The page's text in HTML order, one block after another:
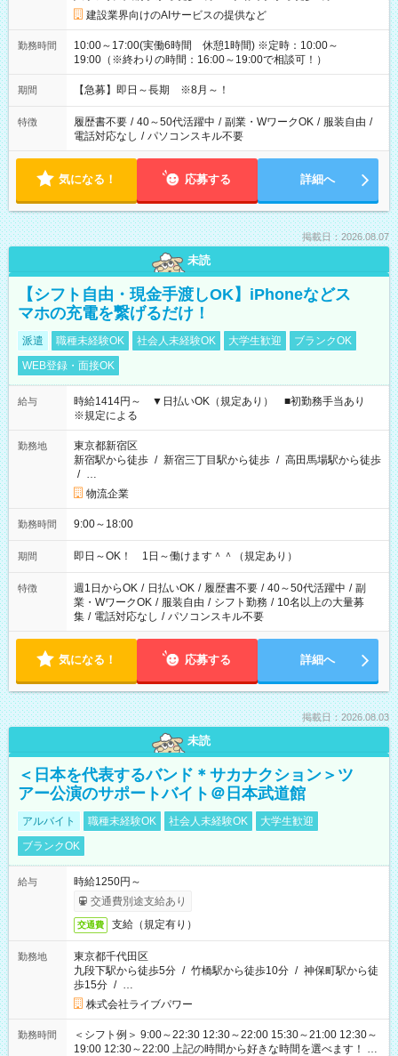
建設業界向けのAIサービスの提供など
勤務時間
10:00～17:00(実働6時間 休憩1時間) ※定時：10:00～
19:00（※終わりの時間：16:00～19:00で相談可！）
期間 【急募】即日～長期 ※8月～！
特徴 履歴書不要 / 40～50代活躍中 / 副業・WワークOK / 服装自由 /
電話対応なし / パソコンスキル不要
気になる！ 応募する 詳細へ
掲載日：2026.08.07
未読
【シフト自由・現金手渡しOK】iPhoneなどス
マホの充電を繋げるだけ！
派遣 職種未経験OK 社会人未経験OK 大学生歓迎
ブランクOK
WEB登録・面接OK
給与
時給1414円～ ▼日払いOK（規定あり） ■初勤務手当あり
※規定による
勤務地
東京都新宿区
新宿駅から徒歩 / 新宿三丁目駅から徒歩 / 高田馬場駅から徒歩
/ …
物流企業
勤務時間 9:00～18:00
期間 即日～OK！ 1日～働けます＾＾（規定あり）
特徴 週1日からOK / 日払いOK / 履歴書不要 / 40～50代活躍中 / 副
業・WワークOK / 服装自由 / シフト勤務 / 10名以上の大量募
集 / 電話対応なし / パソコンスキル不要
気になる！ 応募する 詳細へ
掲載日：2026.08.03
未読
＜日本を代表するバンド＊サカナクション＞ツ
アー公演のサポートバイト＠日本武道館
アルバイト 職種未経験OK 社会人未経験OK
大学生歓迎
ブランクOK
給与
時給1250円～
交通費別途支給あり
交通費 支給（規定有り）
勤務地
東京都千代田区
九段下駅から徒歩5分 / 竹橋駅から徒歩10分 / 神保町駅から徒
歩15分 / …
株式会社ライブパワー
勤務時間
＜シフト例＞ 9:00～22:30 12:30～22:00 15:30～21:00 12:30～
19:00 12:30～22:00 上記の時間から好きな時間を選べます！ ※